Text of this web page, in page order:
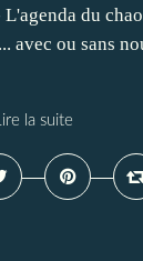
du
ou sans
la suite